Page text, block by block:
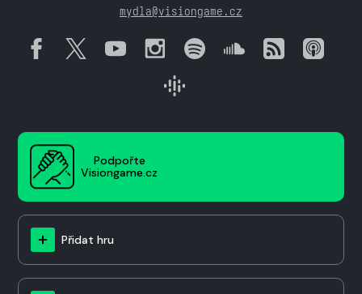
mydla@visiongame.cz
Podpořte
Visiongame.cz
Přidat hru